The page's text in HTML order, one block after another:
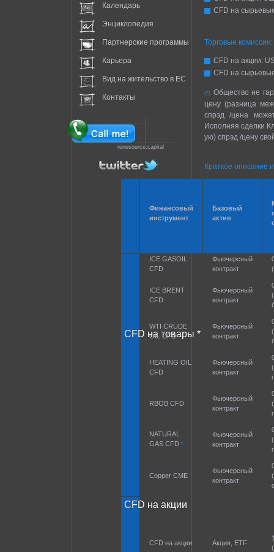
CFD на
Торговые комиссии:
CFD на акции:
CFD на
(*) Общество не
цену (разница
спрэд /цена
Исполняя сделки
ую) спрэд /цену
Краткое описание
Финансовый
инструмент
Базовый
актив
CFD на товары *
ICE GASOIL
CFD
Фьючерсный
контракт
ICE BRENT
CFD
Фьючерсный
контракт
WTI CRUDE
OIL CFD
Фьючерсный
контракт
HEATING OIL
CFD
Фьючерсный
контракт
RBOB CFD
Фьючерсный
контракт
NATURAL
GAS CFD *
Фьючерсный
контракт
Copper CME
Фьючерсный
контракт
CFD на акции
CFD на акции Акция, ETF
Календарь
Энциклопедия
Партнерские программы
Карьера
Вид на жительство в EC
Контакты
renesource.capital